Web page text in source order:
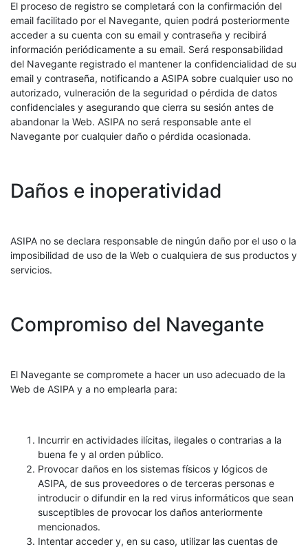
El proceso de registro se completará con la confirmación del
email facilitado por el Navegante, quien podrá posteriormente
acceder a su cuenta con su email y contraseña y recibirá
información periódicamente a su email. Será responsabilidad
del Navegante registrado el mantener la confidencialidad de su
email y contraseña, notificando a ASIPA sobre cualquier uso no
autorizado, vulneración de la seguridad o pérdida de datos
confidenciales y asegurando que cierra su sesión antes de
abandonar la Web. ASIPA no será responsable ante el
Navegante por cualquier daño o pérdida ocasionada.
Daños e inoperatividad
ASIPA no se declara responsable de ningún daño por el uso o la
imposibilidad de uso de la Web o cualquiera de sus productos y
servicios.
Compromiso del Navegante
El Navegante se compromete a hacer un uso adecuado de la
Web de ASIPA y a no emplearla para:
Incurrir en actividades ilícitas, ilegales o contrarias a la
buena fe y al orden público.
Provocar daños en los sistemas físicos y lógicos de
ASIPA, de sus proveedores o de terceras personas e
introducir o difundir en la red virus informáticos que sean
susceptibles de provocar los daños anteriormente
mencionados.
Intentar acceder y, en su caso, utilizar las cuentas de